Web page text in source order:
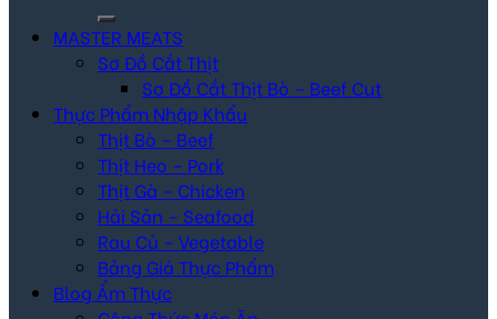
MASTER MEATS
Sơ Đồ Cắt Thịt
Sơ Đồ Cắt Thịt Bò – Beef Cut
Thực Phẩm Nhập Khẩu
Thịt Bò – Beef
Thịt Heo – Pork
Thịt Gà – Chicken
Hải Sản – Seafood
Rau Củ – Vegetable
Bảng Giá Thực Phẩm
Blog Ẩm Thực